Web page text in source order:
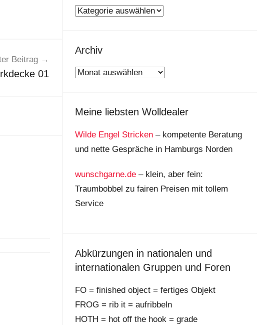
Beitrag
01
Kategorien
Archiv
Archiv
Meine liebsten Wolldealer
Wilde Engel Stricken– kompetente Beratung
und nette Gespräche in Hamburgs Norden
wunschgarne.de– klein, aber fein:
Traumbobbel zu fairen Preisen mit tollem
Service
Abkürzungen in nationalen und
internationalen Gruppen und Foren
FO = finished object = fertiges Objekt
FROG = rib it = aufribbeln
HOTH = hot off the hook = grade